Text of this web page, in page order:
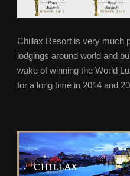
Chillax Resort is very much
lodgings around world and
wake of winning the World
for a long time in 2014 and